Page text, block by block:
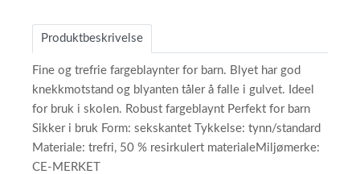
Produktbeskrivelse
Fine og trefrie fargeblaynter for barn. Blyet har god
knekkmotstand og blyanten tåler å falle i gulvet. Ideel
for bruk i skolen. Robust fargeblaynt Perfekt for barn
Sikker i bruk Form: sekskantet Tykkelse: tynn/standard
Materiale: trefri, 50 % resirkulert materialeMiljømerke:
CE-MERKET